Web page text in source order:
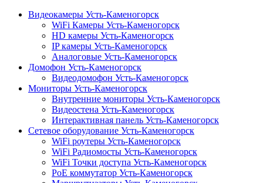
Видеокамеры Усть-Каменогорск
WiFi Камеры Усть-Каменогорск
HD камеры Усть-Каменогорск
IP камеры Усть-Каменогорск
Аналоговые Усть-Каменогорск
Домофон Усть-Каменогорск
Видеодомофон Усть-Каменогорск
Мониторы Усть-Каменогорск
Внутренние мониторы Усть-Каменогорск
Видеостена Усть-Каменогорск
Интерактивная панель Усть-Каменогорск
Сетевое оборудование Усть-Каменогорск
WiFi роутеры Усть-Каменогорск
WiFi Радиомосты Усть-Каменогорск
WiFi Точки доступа Усть-Каменогорск
PoE коммутатор Усть-Каменогорск